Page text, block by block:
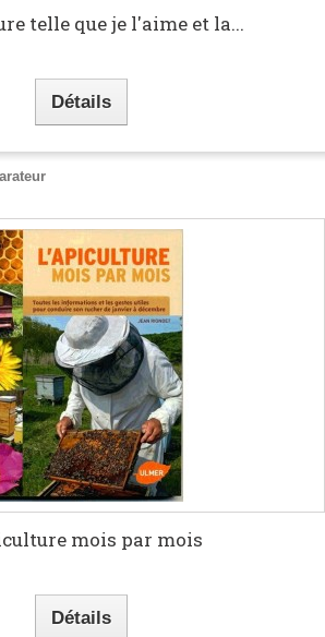
telle que je l'aime et la...
Détails
mois par mois
Détails